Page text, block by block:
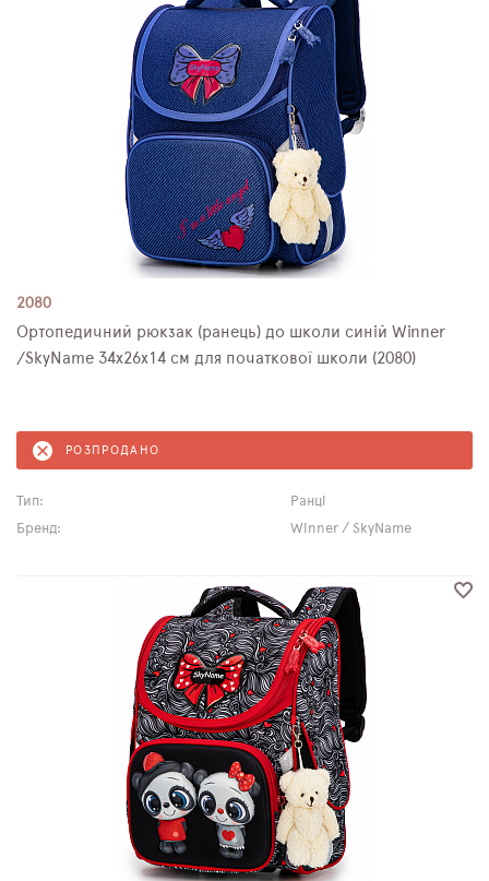
2080
Ортопедичний рюкзак (ранець) до школи синій Winner
/SkyName 34х26х14 см для початкової школи (2080)
РОЗПРОДАНО
Тип:
Ранці
Бренд:
Winner / SkyName